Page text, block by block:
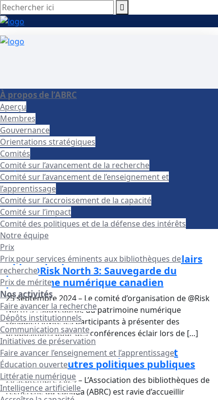
Rechercher ici
À propos de l’ABRC
Aperçu
Membres
Gouvernance
Orientations stratégiques
Comités
Comité sur l’avancement de la recherche
Comité sur l’avancement de l’enseignement et
l’apprentissage
Comité sur l’accroissement de la capacité
Comité sur l’impact
Comité des politiques et de la défense des intérêts
Notre équipe
Prix
Prix pour services éminents aux bibliothèques de
recherche
Prix de mérite
Nos activités
Faire avancer la recherche
Dépôts institutionnels
Communication savante
Initiatives de préservation
Faire avancer l’enseignement et l’apprentissage
Éducation ouverte
Littératie numérique
Intelligence artificielle
Accueil
2024
septembre
Appel à propositions : discussions éclairs
pour @Risk North 3: Sauvegarde du
patrimoine numérique canadien
25 septembre 2024 – Le comité d’organisation de @Risk
North 3 : Sauvegarde du patrimoine numérique
canadien invite les participants à présenter des
propositions pour des conférences éclair lors de […]
Nouvelle API de l’ABRC pour le droit
d’auteur et autres politiques publiques
20 septembre 2024 – L’Association des bibliothèques de
recherche du Canada (ABRC) est ravie d’accueillir